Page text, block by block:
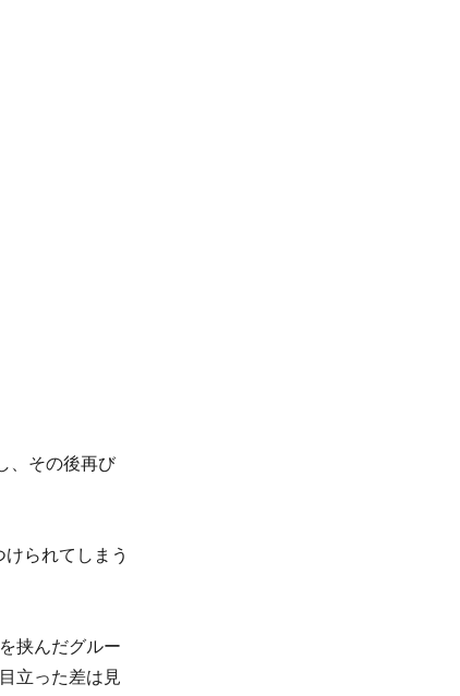
、その後再び
られてしまう
挟んだグルー
立った差は見